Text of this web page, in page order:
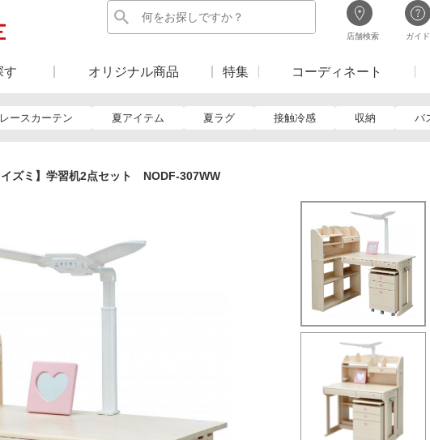
店舗検索 ガイド
す オリジナル商品 特集 コーディネート
レースカーテン 夏アイテム 夏ラグ 接触冷感 収納 バ
イズミ】学習机2点セット NODF-307WW